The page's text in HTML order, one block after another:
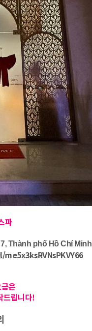
파
Thành phố Hồ Chí Minh
은
드립니다!